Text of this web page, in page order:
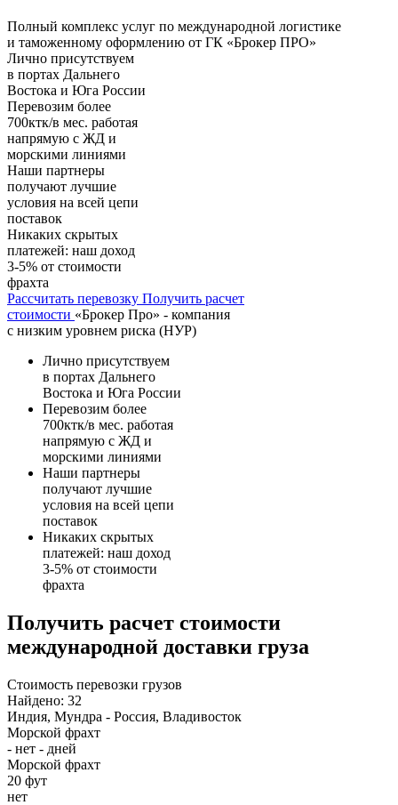
Полный комплекс услуг по международной логистике
и таможенному оформлению от ГК «Брокер ПРО»
Лично присутствуем
в портах Дальнего
Востока и Юга России
Перевозим более
700ктк/в мес. работая
напрямую с ЖД и
морскими линиями
Наши партнеры
получают лучшие
условия на всей цепи
поставок
Никаких скрытых
платежей: наш доход
3-5% от стоимости
фрахта
Рассчитать перевозку Получить расчет
стоимости «Брокер Про» - компания
с низким уровнем риска (НУР)
Лично присутствуем
в портах Дальнего
Востока и Юга России
Перевозим более
700ктк/в мес. работая
напрямую с ЖД и
морскими линиями
Наши партнеры
получают лучшие
условия на всей цепи
поставок
Никаких скрытых
платежей: наш доход
3-5% от стоимости
фрахта
Получить расчет стоимости
международной доставки груза
Стоимость перевозки грузов
Найдено: 32
Индия, Мундра - Россия, Владивосток
Морской фрахт
- нет - дней
Морской фрахт
20 фут
нет